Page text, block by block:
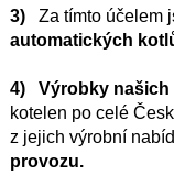
3)Za tímto účelem
automatických
4)
Výrobky našich
kotelen po celé
z jejich výrobní
provozu.